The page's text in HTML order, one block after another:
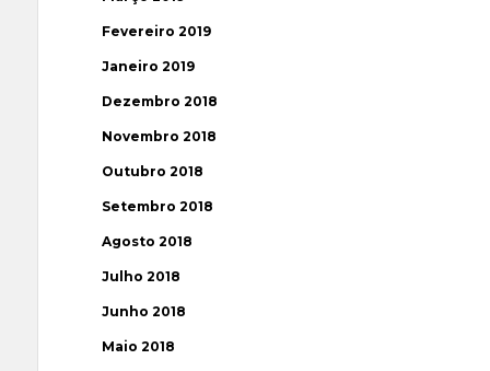
Fevereiro 2019
Janeiro 2019
Dezembro 2018
Novembro 2018
Outubro 2018
Setembro 2018
Agosto 2018
Julho 2018
Junho 2018
Maio 2018